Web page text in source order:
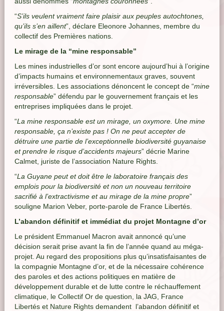
“S’ils veulent vraiment faire plaisir aux peuples autochtones,
qu’ils s’en aillent”, déclare Eleonore Johannes, membre du
collectif des Premières nations.
Le mirage de la “mine responsable”
Les mines industrielles d’or sont encore aujourd’hui à l’origine
d’impacts humains et environnementaux graves, souvent
irréversibles. Les associations dénoncent le concept de “mine
responsable” défendu par le gouvernement français et les
entreprises impliquées dans le projet.
“La mine responsable est un mirage, un oxymore. Une mine
responsable, ça n’existe pas ! On ne peut accepter de
détruire une partie de l’exceptionnelle biodiversité guyanaise
et prendre le risque d’accidents majeurs” décrie Marine
Calmet, juriste de l’association Nature Rights.
“La Guyane peut et doit être le laboratoire français des
emplois pour la biodiversité et non un nouveau territoire
sacrifié à l’extractivisme et au mirage de la mine propre”
souligne Marion Veber, porte-parole de France Libertés.
L’abandon définitif et immédiat du projet Montagne d’or
Le président Emmanuel Macron avait annoncé qu’une
décision serait prise avant la fin de l’année quand au méga-
projet. Au regard des propositions plus qu’insatisfaisantes de
la compagnie Montagne d’or, et de la nécessaire cohérence
des paroles et des actions politiques en matière de
développement durable et de lutte contre le réchauffement
climatique, le Collectif Or de question, la JAG, France
Libertés et Nature Rights demandent l’abandon définitif et